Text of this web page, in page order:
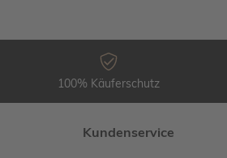
100% Käuferschutz
Kundenservice